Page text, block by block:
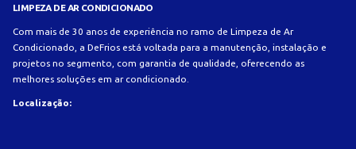
LIMPEZA DE AR CONDICIONADO
Com mais de 30 anos de experiência no ramo de Limpeza de Ar
Condicionado, a DeFrios está voltada para a manutenção, instalação e
projetos no segmento, com garantia de qualidade, oferecendo as
melhores soluções em ar condicionado.
Localização: